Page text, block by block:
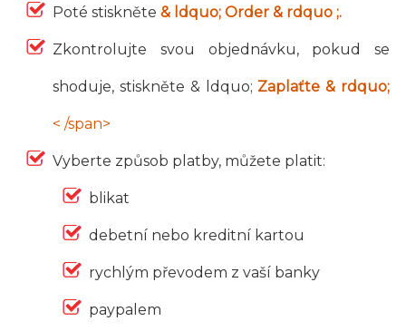
Poté stiskněte & ldquo; Order & rdquo ;.
Zkontrolujte svou objednávku, pokud se
shoduje, stiskněte & ldquo; Zaplaťte & rdquo;
< /span>
Vyberte způsob platby, můžete platit:
blikat
debetní nebo kreditní kartou
rychlým převodem z vaší banky
paypalem